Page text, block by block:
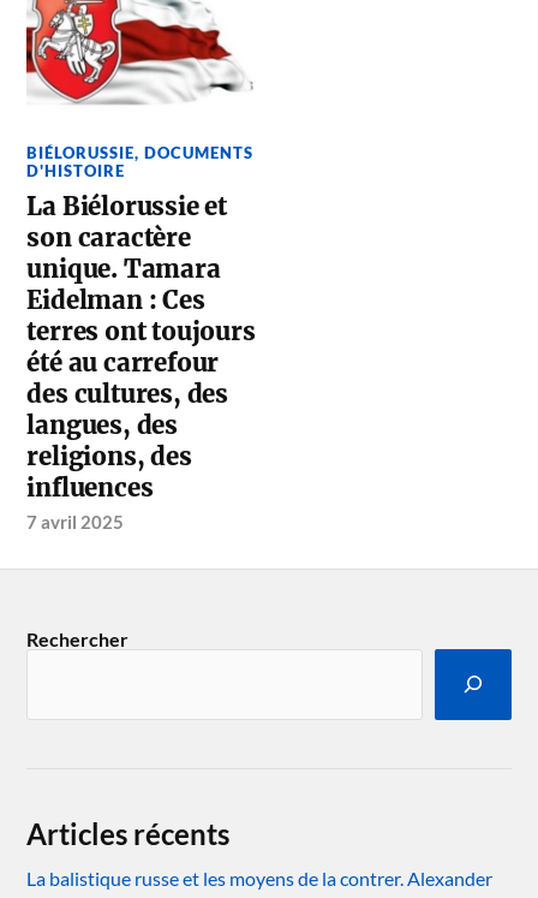
BIÉLORUSSIE,DOCUMENTS
D'HISTOIRE
La Biélorussie et
son caractère
unique. Tamara
Eidelman : Ces
terres ont toujours
été au carrefour
des cultures, des
langues, des
religions, des
influences
7 avril 2025
Rechercher
Articles récents
La balistique russe et les moyens de la contrer. Alexander